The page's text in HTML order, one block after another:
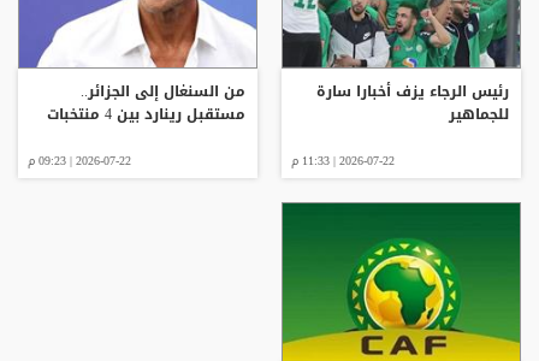
رئيس الرجاء يزف أخبارا سارة
للجماهير
2026-07-22 | 11:33 م
من السنغال إلى الجزائر..
مستقبل رينارد بين 4 منتخبات
2026-07-22 | 09:23 م